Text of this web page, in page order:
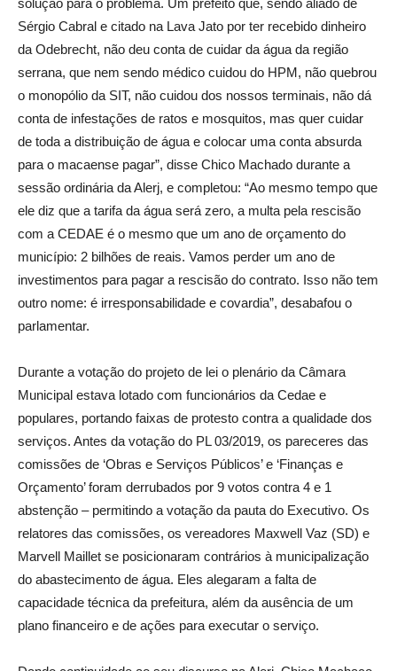
solução para o problema. Um prefeito que, sendo aliado de
Sérgio Cabral e citado na Lava Jato por ter recebido dinheiro
da Odebrecht, não deu conta de cuidar da água da região
serrana, que nem sendo médico cuidou do HPM, não quebrou
o monopólio da SIT, não cuidou dos nossos terminais, não dá
conta de infestações de ratos e mosquitos, mas quer cuidar
de toda a distribuição de água e colocar uma conta absurda
para o macaense pagar”, disse Chico Machado durante a
sessão ordinária da Alerj, e completou: “Ao mesmo tempo que
ele diz que a tarifa da água será zero, a multa pela rescisão
com a CEDAE é o mesmo que um ano de orçamento do
município: 2 bilhões de reais. Vamos perder um ano de
investimentos para pagar a rescisão do contrato. Isso não tem
outro nome: é irresponsabilidade e covardia”, desabafou o
parlamentar.
Durante a votação do projeto de lei o plenário da Câmara
Municipal estava lotado com funcionários da Cedae e
populares, portando faixas de protesto contra a qualidade dos
serviços. Antes da votação do PL 03/2019, os pareceres das
comissões de ‘Obras e Serviços Públicos’ e ‘Finanças e
Orçamento’ foram derrubados por 9 votos contra 4 e 1
abstenção – permitindo a votação da pauta do Executivo. Os
relatores das comissões, os vereadores Maxwell Vaz (SD) e
Marvell Maillet se posicionaram contrários à municipalização
do abastecimento de água. Eles alegaram a falta de
capacidade técnica da prefeitura, além da ausência de um
plano financeiro e de ações para executar o serviço.